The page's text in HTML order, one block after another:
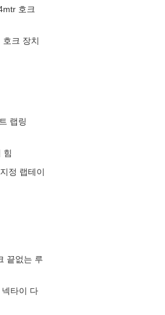
호크
크 장치
랩링
힘
정 랩테이
끝없는 루
타이 다